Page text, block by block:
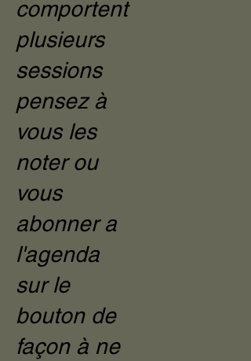
comportent
plusieurs
sessions
pensez à
vous les
noter ou
vous
abonner a
l'agenda
sur le
bouton de
façon à ne